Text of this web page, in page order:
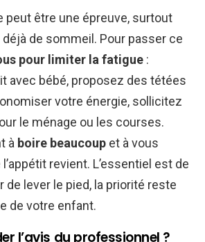
peut être une épreuve, surtout
de sommeil. Pour passer ce
pour limiter la fatigue :
avec bébé, proposez des tétées
votre énergie, sollicitez
le ménage ou les courses.
à boire beaucoup et à vous
revient. L’essentiel est de
de lever le pied, la priorité reste
de votre enfant.
l’avis du professionnel ?